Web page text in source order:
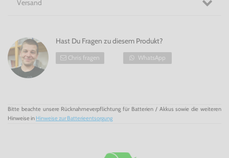
Versand
Hast Du Fragen zu diesem Produkt?
Chris fragen WhatsApp
Bitte beachte unsere Rücknahmeverpflichtung für Batterien / Akkus sowie die weiteren
Hinweise in Hinweise zur Batterieentsorgung